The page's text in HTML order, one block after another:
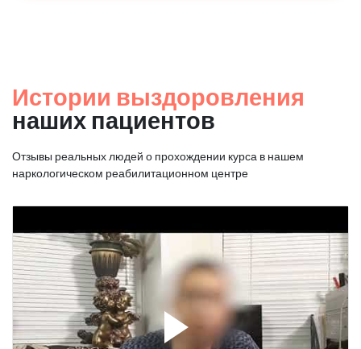
Истории выздоровления
наших пациентов
Отзывы реальных людей о прохождении курса в нашем
наркологическом реабилитационном центре